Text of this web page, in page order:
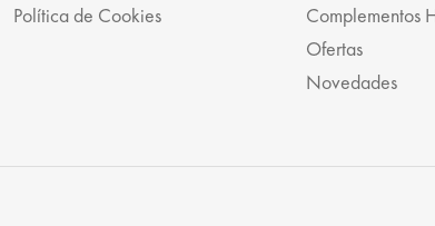
Política de Cookies
Complementos
Ofertas
Novedades